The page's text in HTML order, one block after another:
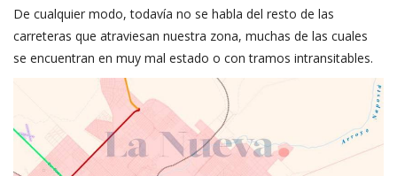
De cualquier modo, todavía no se habla del resto de las
carreteras que atraviesan nuestra zona, muchas de las cuales
se encuentran en muy mal estado o con tramos intransitables.